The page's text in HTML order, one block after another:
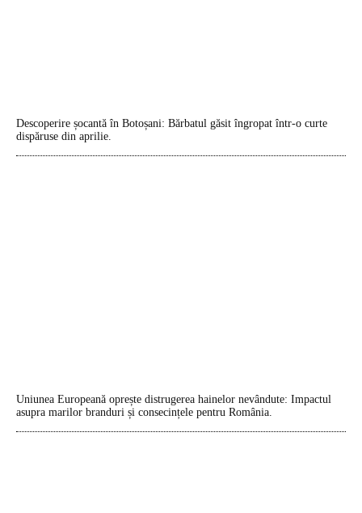
Descoperire șocantă în Botoșani: Bărbatul găsit îngropat într-o curte
dispăruse din aprilie.
Uniunea Europeană oprește distrugerea hainelor nevândute: Impactul
asupra marilor branduri și consecințele pentru România.